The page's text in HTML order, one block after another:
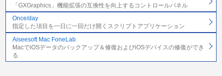
「GXGraphics」機能拡張の互換性を向上するコントロールパネル
Once/day
指定した項目を一日に一回だけ開くスクリプトアプリケーション
Aiseesoft Mac FoneLab
MacでiOSデータのバックアップ＆修復およびiOSデバイスの修復ができ
る